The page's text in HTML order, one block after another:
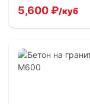
5,600₽/куб